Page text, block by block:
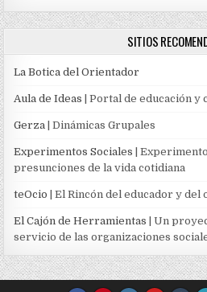
SITIOS
La Botica del Orientador
Aula de Ideas | Portal de educación y
Gerza | Dinámicas Grupales
Experimentos Sociales |
presunciones de la vida cotidiana
teOcio | El Rincón del educador y del
El Cajón de Herramientas | Un
servicio de las organizaciones